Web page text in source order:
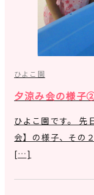
ひよこ園
夕涼み会の様子
ひよこ園です。 先
会】の様子、その
[…]